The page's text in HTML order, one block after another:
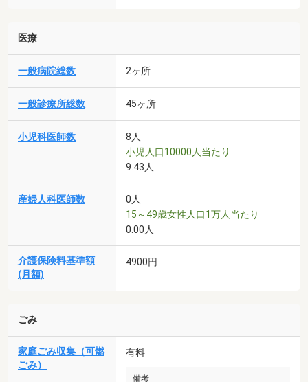
医療
一般病院総数 2ヶ所
一般診療所総数 45ヶ所
小児科医師数
8人
小児人口10000人当たり
9.43人
産婦人科医師数
0人
15～49歳女性人口1万人当たり
0.00人
介護保険料基準額
(月額)
4900円
ごみ
家庭ごみ収集（可燃
ごみ）
有料
備考